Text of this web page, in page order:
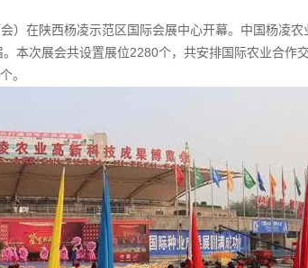
）在陕西杨凌示范区国际会展中心开幕。中国杨凌
本次展会共设置展位2280个，共安排国际农业合作
。